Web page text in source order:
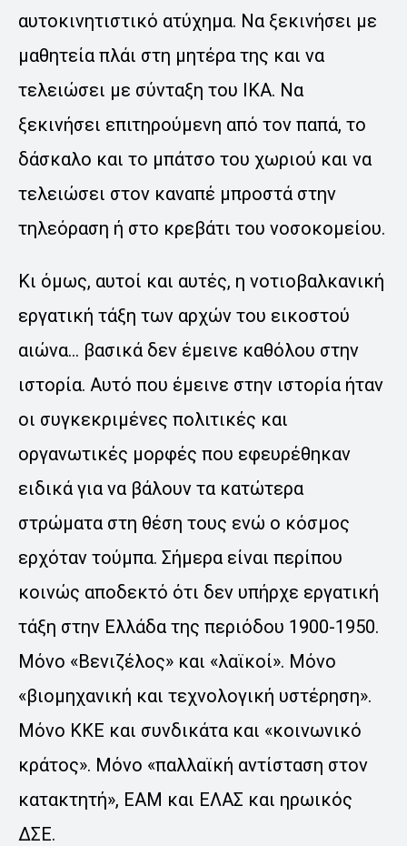
αυτοκινητιστικό ατύχημα. Να ξεκινήσει με
μαθητεία πλάι στη μητέρα της και να
τελειώσει με σύνταξη του ΙΚΑ. Να
ξεκινήσει επιτηρούμενη από τον παπά, το
δάσκαλο και το μπάτσο του χωριού και να
τελειώσει στον καναπέ μπροστά στην
τηλεόραση ή στο κρεβάτι του νοσοκομείου.
Κι όμως, αυτοί και αυτές, η νοτιοβαλκανική
εργατική τάξη των αρχών του εικοστού
αιώνα… βασικά δεν έμεινε καθόλου στην
ιστορία. Αυτό που έμεινε στην ιστορία ήταν
οι συγκεκριμένες πολιτικές και
οργανωτικές μορφές που εφευρέθηκαν
ειδικά για να βάλουν τα κατώτερα
στρώματα στη θέση τους ενώ ο κόσμος
ερχόταν τούμπα. Σήμερα είναι περίπου
κοινώς αποδεκτό ότι δεν υπήρχε εργατική
τάξη στην Ελλάδα της περιόδου 1900-1950.
Μόνο «Βενιζέλος» και «λαϊκοί». Μόνο
«βιομηχανική και τεχνολογική υστέρηση».
Μόνο ΚΚΕ και συνδικάτα και «κοινωνικό
κράτος». Μόνο «παλλαϊκή αντίσταση στον
κατακτητή», ΕΑΜ και ΕΛΑΣ και ηρωικός
ΔΣΕ.